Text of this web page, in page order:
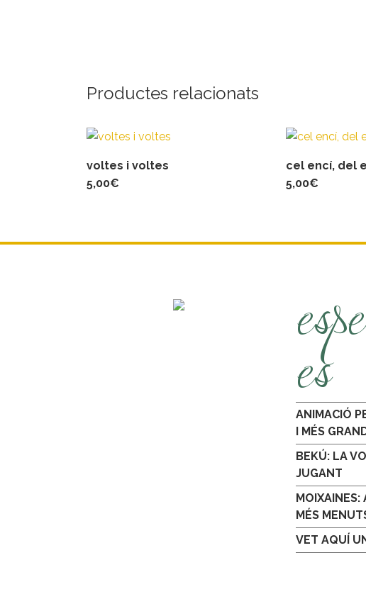
Productes relacionats
voltes i voltes
5,00€
cel encí, del
5,00€
es
ANIMACIÓ
I MÉS
BEKÚ: LA
JUGANT
MOIXAINES:
MÉS
VET AQUÍ